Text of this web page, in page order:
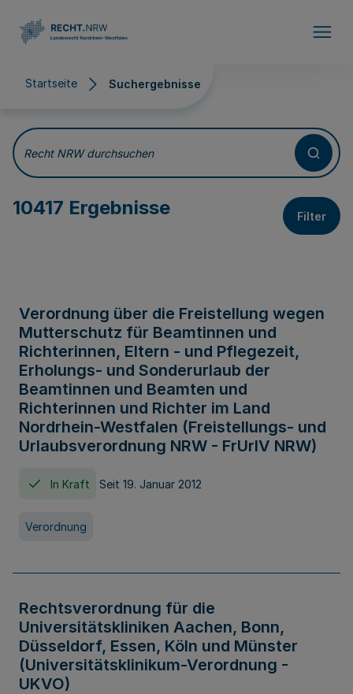
Startseite Suchergebnisse
Suchergebnisse
Recht NRW durchsuchen
10417 Ergebnisse Filter
Verordnung über die Freistellung wegen
Mutterschutz für Beamtinnen und
Richterinnen, Eltern - und Pflegezeit,
Erholungs- und Sonderurlaub der
Beamtinnen und Beamten und
Richterinnen und Richter im Land
Nordrhein-Westfalen (Freistellungs- und
Urlaubsverordnung NRW - FrUrlV NRW)
In Kraft Seit 19. Januar 2012
Verordnung
Rechtsverordnung für die
Universitätskliniken Aachen, Bonn,
Düsseldorf, Essen, Köln und Münster
(Universitätsklinikum-Verordnung -
UKVO)